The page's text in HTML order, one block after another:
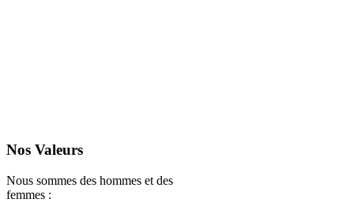
Nos Valeurs
Nous sommes des hommes et des
femmes :